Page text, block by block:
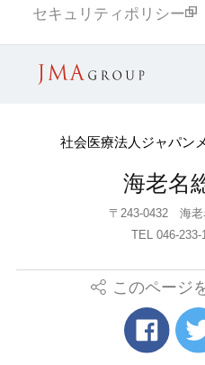
セキュリティポリシー
社会医療法人ジャパン
海老名
〒243-0432 海
TEL 046-233-
このページ